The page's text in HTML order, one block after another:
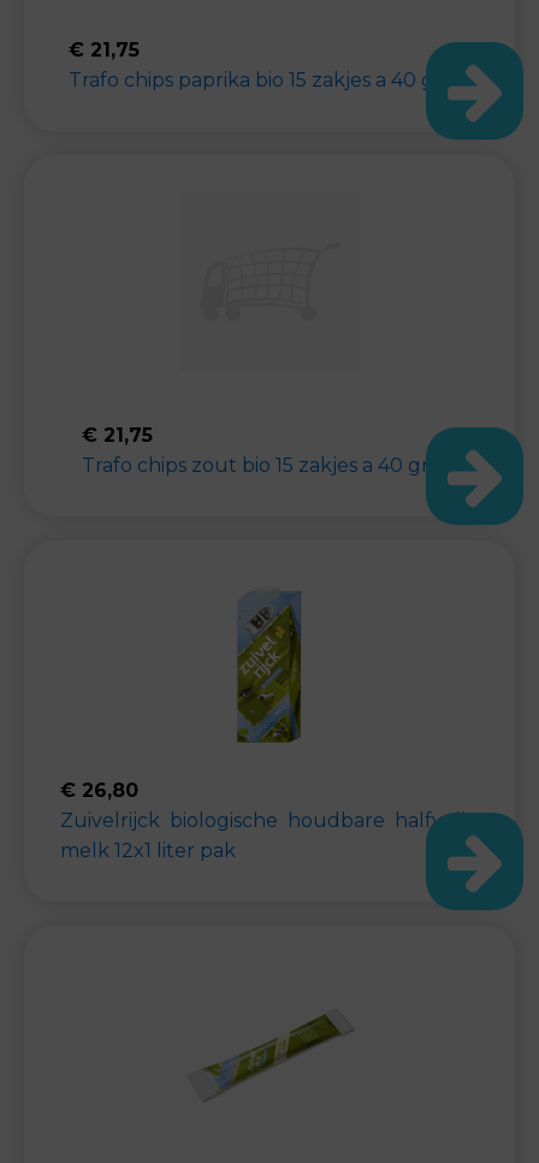
€ 21,75
Trafo chips paprika bio 15 zakjes a 40 gram
€ 21,75
Trafo chips zout bio 15 zakjes a 40 gram
€ 26,80
Zuivelrijck biologische houdbare halfvolle
melk 12x1 liter pak